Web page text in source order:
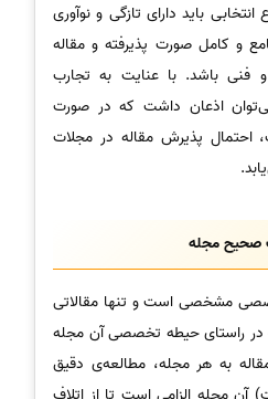
باید دارای تازگی و نوآوری
و کامل صورت پذیرفته و مقاله
و فنی باشد. با عنایت به تجارب
اذعان داشت که در صورت
احتمال پذیرش مقاله در مجلات
صحیح مجله
مشخصی است و تنها مقالاتی
در راستای حیطه تخصصی آن مجله
به هر مجله، مطالعه‌ی دقیق